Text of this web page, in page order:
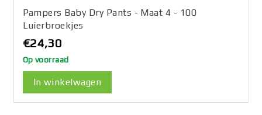
Pampers Baby Dry Pants - Maat 4 - 100
Luierbroekjes
€24,30
Op voorraad
In winkelwagen